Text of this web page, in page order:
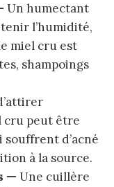
Un humectant
l’humidité,
miel cru est
shampoings
cru peut être
d’acné
à la source.
— Une cuillère